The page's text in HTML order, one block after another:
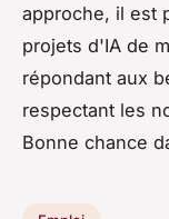
approche, il est
projets d'IA de
répondant aux
respectant les
Bonne chance